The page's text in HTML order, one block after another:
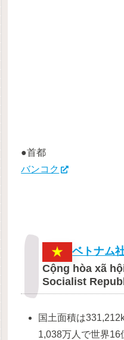
●首都
バンコク
ベトナム
Cộng hòa xã
Socialist
国土面積は
1,038万人で世界16